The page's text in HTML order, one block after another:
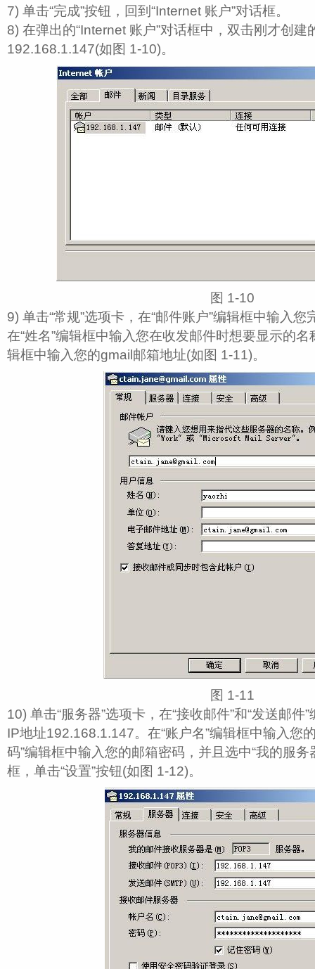
7) 单击“完成”按钮，回到“Internet 账户”对话框。
8) 在弹出的“Internet 账户”对话框中，双击刚才创建
192.168.1.147(如图 1‑10)。
图 1‑10
9) 单击“常规”选项卡，在“邮件账户”编辑框中输入
在“姓名”编辑框中输入您在收发邮件时想要显示的名
辑框中输入您的gmail邮箱地址(如图 1‑11)。
图 1‑11
10) 单击“服务器”选项卡，在“接收邮件”和“发送邮件
IP地址192.168.1.147。在“账户名”编辑框中输入您
码”编辑框中输入您的邮箱密码，并且选中“我的服务
框，单击“设置”按钮(如图 1‑12)。